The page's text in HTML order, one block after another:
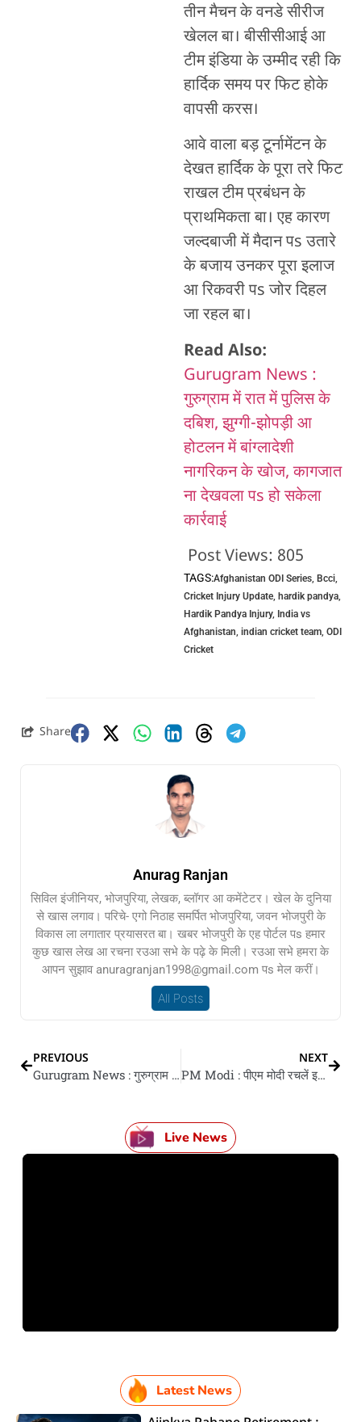
तीन मैचन के वनडे सीरीज
खेलल बा। बीसीसीआई आ
टीम इंडिया के उम्मीद रही कि
हार्दिक समय पर फिट होके
वापसी करस।
आवे वाला बड़ टूर्नामेंटन के
देखत हार्दिक के पूरा तरे फिट
राखल टीम प्रबंधन के
प्राथमिकता बा। एह कारण
जल्दबाजी में मैदान पs उतारे
के बजाय उनकर पूरा इलाज
आ रिकवरी पs जोर दिहल
जा रहल बा।
Read Also:
Gurugram News :
गुरुग्राम में रात में पुलिस के
दबिश, झुग्गी-झोपड़ी आ
होटलन में बांग्लादेशी
नागरिकन के खोज, कागजात
ना देखवला पs हो सकेला
कार्रवाई
Post Views: 805
TAGS:Afghanistan ODI Series, Bcci,
Cricket Injury Update, hardik pandya,
Hardik Pandya Injury, India vs
Afghanistan, indian cricket team, ODI
Cricket
Share
Anurag Ranjan
सिविल इंजीनियर, भोजपुरिया, लेखक, ब्लॉगर आ कमेंटेटर। खेल के दुनिया
से खास लगाव। परिचे- एगो निठाह समर्पित भोजपुरिया, जवन भोजपुरी के
विकास ला लगातार प्रयासरत बा। खबर भोजपुरी के एह पोर्टल पs हमार
कुछ खास लेख आ रचना रउआ सभे के पढ़े के मिली। रउआ सभे हमरा के
आपन सुझाव anuragranjan1998@gmail.com पs मेल करीं।
All Posts
PREVIOUS
Gurugram News : गुरुग्राम में रात में पुलिस के दबिश, झुग्गी-झोपड़ी आ होटलन में बांग्लादेशी नागरिकन के खोज, कागजात ना देखवला पs हो सकेला कार्रवाई
NEXT
PM Modi : पीएम मोदी रचलें इतिहास, जवाहरलाल नेहरू के रिकॉर्ड पीछे छोड़ बनलें सबसे लमहर समय तक सेवा देवे वाला चुने गइल प्रधानमंत्री
Live News
Latest News